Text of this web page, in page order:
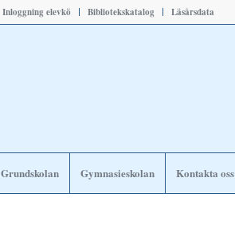
Inloggning elevkö Bibliotekskatalog Läsårsdata
Grundskolan Gymnasieskolan Kontakta oss